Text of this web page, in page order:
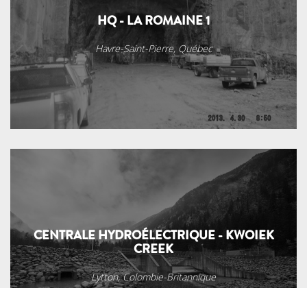
HQ - LA ROMAINE 1
Havre-Saint-Pierre, Québec
CENTRALE HYDROÉLECTRIQUE - KWOIEK
CREEK
Lytton, Colombie-Britannique